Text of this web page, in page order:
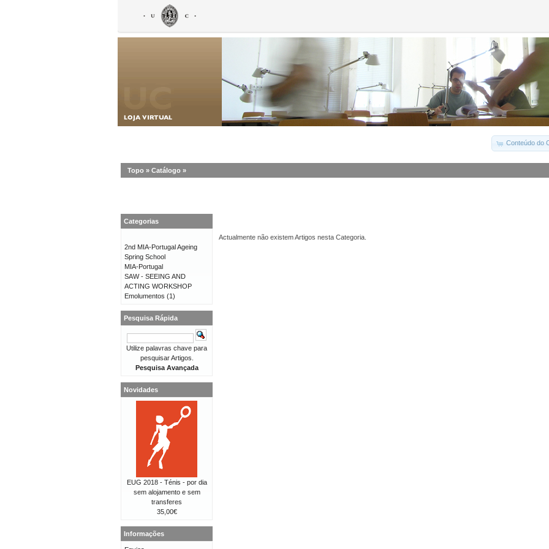
Conteúdo do
Topo » Catálogo »
Actualmente não existem Artigos nesta Categoria.
Categorias
2nd MIA-Portugal Ageing
Spring School
MIA-Portugal
SAW - SEEING AND
ACTING WORKSHOP
Emolumentos (1)
Pesquisa Rápida
Utilize palavras chave para
pesquisar Artigos.
Pesquisa Avançada
Novidades
EUG 2018 - Ténis - por dia
sem alojamento e sem
transferes
35,00€
Informações